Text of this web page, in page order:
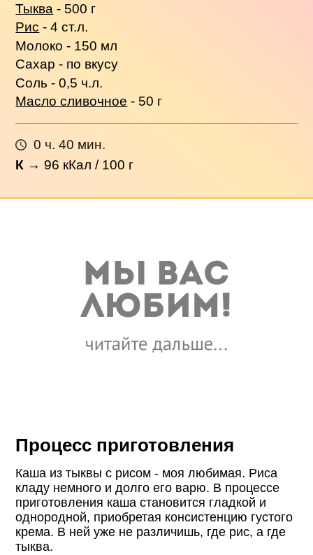
Тыква - 500 г
Рис - 4 ст.л.
Молоко - 150 мл
Сахар - по вкусу
Соль - 0,5 ч.л.
Масло сливочное - 50 г
0 ч. 40 мин.
К → 96 кКал / 100 г
Процесс приготовления
Каша из тыквы с рисом - моя любимая. Риса
кладу немного и долго его варю. В процессе
приготовления каша становится гладкой и
однородной, приобретая консистенцию густого
крема. В ней уже не различишь, где рис, а где
тыква.